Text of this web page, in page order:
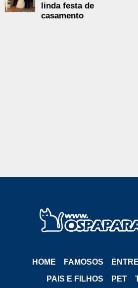
linda festa de
casamento
HOME FAMOSOS
PAIS E FILHOS
PET